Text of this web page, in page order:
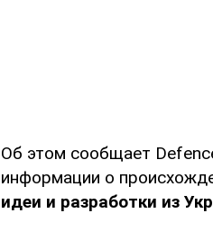
Об этом сообщает
информации о
идеи и разработки из